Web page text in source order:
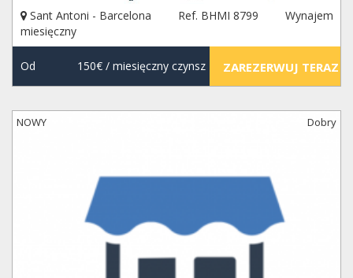
Sant Antoni - Barcelona
Ref. BHMI 8799
Wynajem
miesięczny
Od 150€/ miesięczny czynsz ZAREZERWUJ TERAZ
NOWY Dobry